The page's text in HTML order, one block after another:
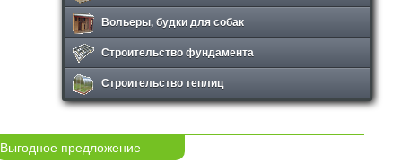
Вольеры, будки для собак
Строительство фундамента
Строительство теплиц
Выгодное предложение